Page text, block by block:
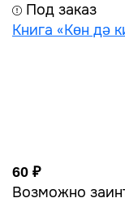
Под заказ
Книга «Көн дә
60 ₽
Возможно